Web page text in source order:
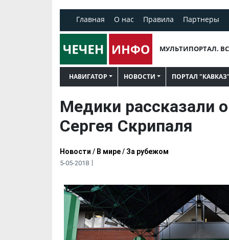
Главная О нас Правила Партнеры
МУЛЬТИПОРТАЛ.
НАВИГАТОР НОВОСТИ ПОРТАЛ "КАВКАЗ"
Медики рассказали
Сергея Скрипаля
Новости / В мире/ За рубежом
5-05-2018